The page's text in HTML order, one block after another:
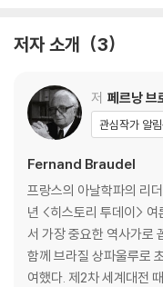
지방경제는 어떻게 보전되었
도시의 수만큼 다양한 사회
지방에 대해 말하자면
랑그도크(Langue d’oc)와
로컬 스케일에서: 셀 수 없
방언과 지명을 통한 선사 시
문화인류학적 관점에서 본
III. 가변적인 척도로서의 거리
마침내 모자이크 프랑스를
저자 소개 3
저 페르낭 브
관심작가 알
Fernand Braudel
프랑스의 아날학파의 리
년 <히스토리 투데이>
서 가장 중요한 역사가로
함께 브라질 상파울루로
여했다. 제2차 세계대전